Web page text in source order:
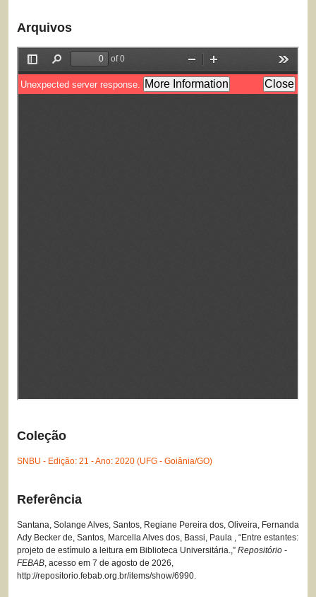
Arquivos
Coleção
SNBU - Edição: 21 - Ano: 2020 (UFG - Goiânia/GO)
Referência
Santana, Solange Alves, Santos, Regiane Pereira dos, Oliveira, Fernanda
Ady Becker de, Santos, Marcella Alves dos, Bassi, Paula , “Entre estantes:
projeto de estímulo a leitura em Biblioteca Universitária.,” Repositório -
FEBAB, acesso em 7 de agosto de 2026,
http://repositorio.febab.org.br/items/show/6990.